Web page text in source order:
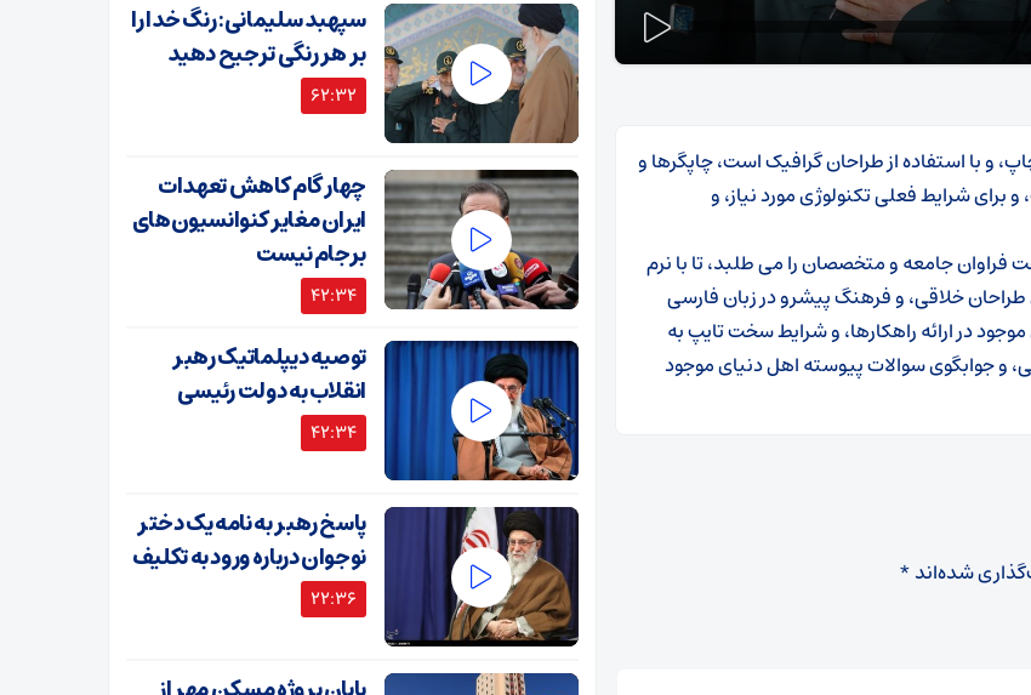
و با استفاده از طراحان گرافیک است، چاپگرها و
شرایط فعلی تکنولوژی مورد نیاز، و
جامعه و متخصصان را می طلبد، تا با نرم
خلاقی، و فرهنگ پیشرو در زبان فارسی
در ارائه راهکارها، و شرایط سخت تایپ به
و جوابگوی سوالات پیوسته اهل دنیای موجود
شده‌اند*
سپهبد سلیمانی: رنگ خدا را
بر هر رنگی ترجیح دهید
62:32
چهار گام کاهش تعهدات
ایران مغایر کنوانسیون‌های
برجام نیست
42:34
توصیه دیپلماتیک رهبر
انقلاب به دولت رئیسی
42:34
پاسخ رهبر به نامه یک دختر
نوجوان درباره ورود به تکلیف
22:36